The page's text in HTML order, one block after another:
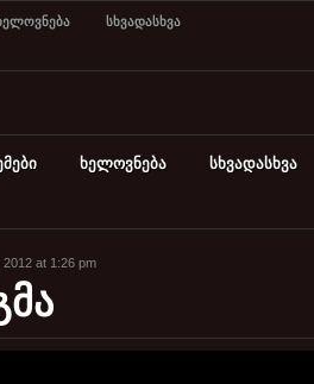
სხვადასხვა
ხელოვნება სხვადასხვა
at 1:26 pm